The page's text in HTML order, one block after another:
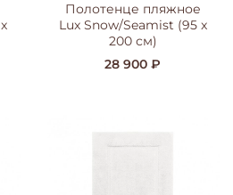
Полотенце пляжное
Lux Snow/Seamist (95 x
200 см)
28 900 ₽